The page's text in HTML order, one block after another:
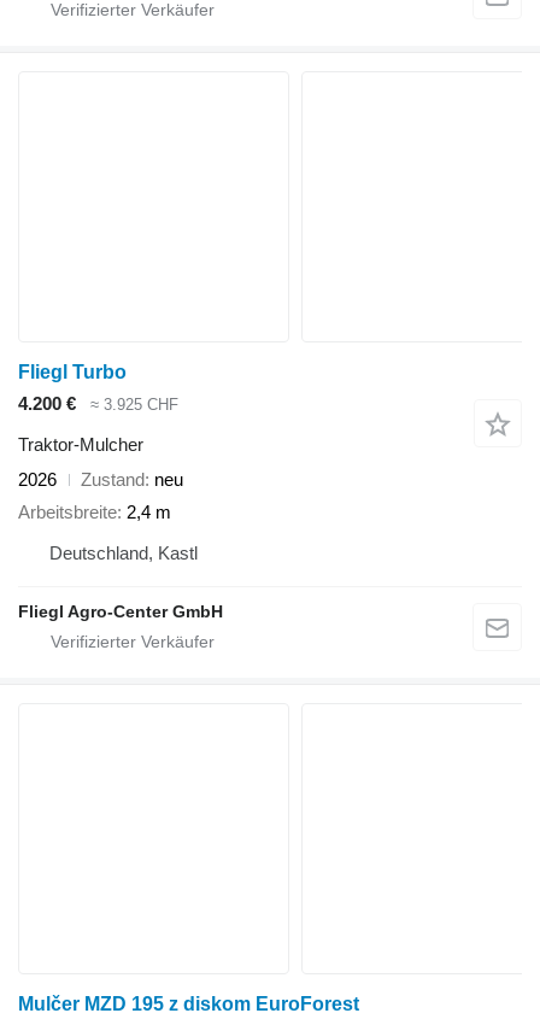
Fliegl Turbo
4.200 €
≈ 3.925 CHF
Traktor-Mulcher
2026
Zustand neu
Arbeitsbreite 2,4 m
Deutschland, Kastl
Fliegl Agro-Center GmbH
Mulčer MZD 195 z diskom EuroForest